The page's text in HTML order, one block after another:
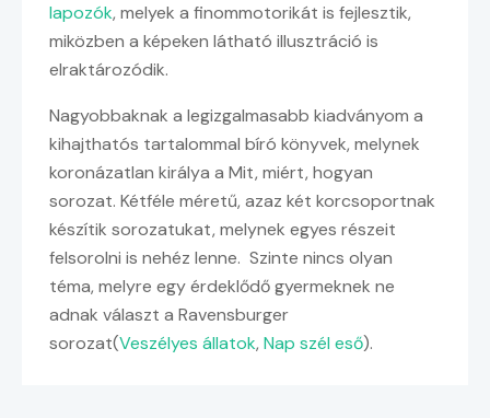
lapozók, melyek a finommotorikát is fejlesztik,
miközben a képeken látható illusztráció is
elraktározódik.
Nagyobbaknak a legizgalmasabb kiadványom a
kihajthatós tartalommal bíró könyvek, melynek
koronázatlan királya a Mit, miért, hogyan
sorozat. Kétféle méretű, azaz két korcsoportnak
készítik sorozatukat, melynek egyes részeit
felsorolni is nehéz lenne. Szinte nincs olyan
téma, melyre egy érdeklődő gyermeknek ne
adnak választ a Ravensburger
sorozat(Veszélyes állatok, Nap szél eső).